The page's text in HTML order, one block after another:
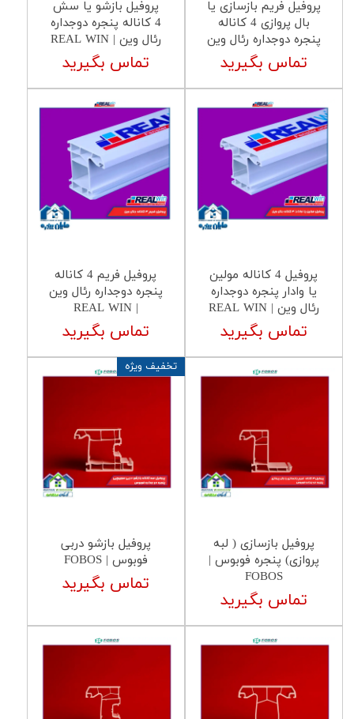
پروفیل فریم بازسازی یا
بال پروازی 4 کاناله
پنجره دوجداره رئال وین
تماس بگیرید
پروفیل بازشو یا سش
4 کاناله پنجره دوجداره
رئال وین | REAL WIN
تماس بگیرید
پروفیل 4 کاناله مولین
یا وادار پنجره دوجداره
رئال وین | REAL WIN
تماس بگیرید
پروفیل فریم 4 کاناله
پنجره دوجداره رئال وین
| REAL WIN
تماس بگیرید
پروفیل بازسازی ( لبه
پروازی) پنجره فوبوس |
FOBOS
تماس بگیرید
پروفیل بازشو دربی
فوبوس | FOBOS
تماس بگیرید
تخفیف ویژه